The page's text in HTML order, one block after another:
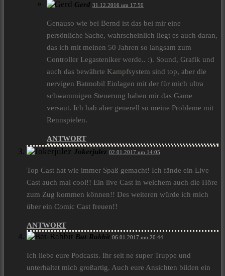
Gerd 31.12.2016 um 17:50
Genauso wie bei Bernd ist das bei mir eine
persönliche Sache, wahrscheinlich liegt es auch daran,
das ich mit meinen 50 Jahren so langsam zum
Controller Legasteniker werde.. :). Sound, Grafik und
auch das bewährte Kampfsystem sind top, aber die
nervigen Batmobil Einlagen mit der für mich ultra
schwammigen Steuerung haben mir das Game
versaut. Ich hab aber generell so meine Probleme mit
Rennspielen.
ANTWORT
Jokerjulez 02.01.2017 um 14:05
Top Cast hat wie immer Spaß gemacht! Ich fände ein Live
Cast auch mal cool!! Ein live Cast in welchem auch die Höre
zum Zug kommen können!! Des weiteren würde ich mich
über ein Comic Cast freuen!!
ANTWORT
Bat-Rabbit 06.01.2017 um 20:44
Ich liebe eure Podcasts. Ihr seit ne super Truppe und
unterhaltet mich großartig. Auch eure Ansichten bilden ein